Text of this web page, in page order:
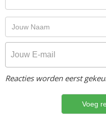
Reacties worden eerst